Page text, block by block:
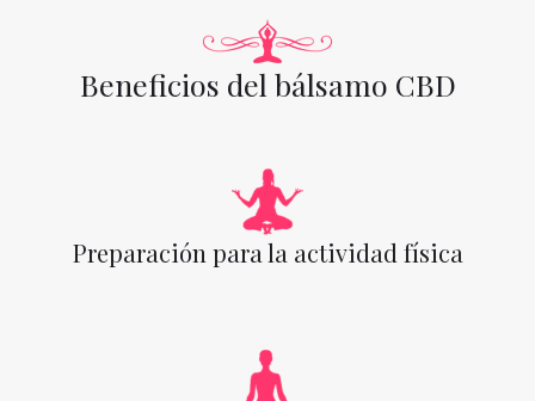
Beneficios del bálsamo CBD
Preparación para la actividad física